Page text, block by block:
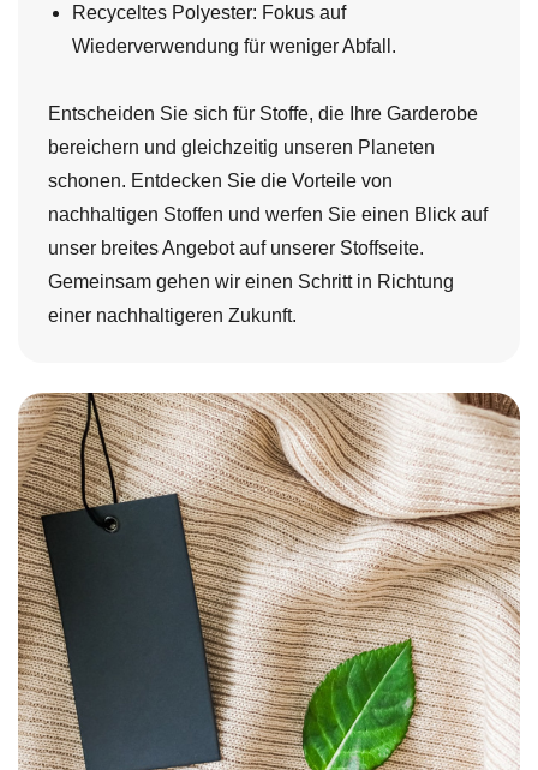
Recyceltes Polyester: Fokus auf
Wiederverwendung für weniger Abfall.
Entscheiden Sie sich für Stoffe, die Ihre Garderobe
bereichern und gleichzeitig unseren Planeten
schonen. Entdecken Sie die Vorteile von
nachhaltigen Stoffen und werfen Sie einen Blick auf
unser breites Angebot auf unserer Stoffseite.
Gemeinsam gehen wir einen Schritt in Richtung
einer nachhaltigeren Zukunft.